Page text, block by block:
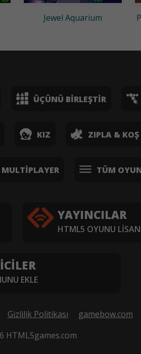
Jewel Aquarium
ÜÇÜNÜ BIRLEŞTIR
KIZ ZIPLA & KOŞ
MULTIPLAYER TÜM
YAYINCILAR
HTML5 OYUNU
EKLE
Gizlilik Politikası
gamebow.com
HTML5games.com